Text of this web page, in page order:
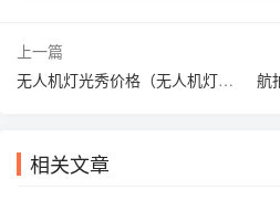
上一篇
无人机灯光秀价格（无人机灯光秀一场多少钱）
相关文章